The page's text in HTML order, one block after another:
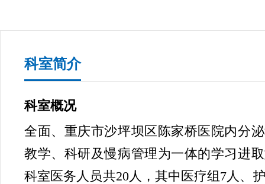
科室简介
科室概况
全面、重庆市沙坪坝区陈家桥医院内分
教学、科研及慢病管理为一体的学习进
科室医务人员共20人，其中医疗组7人、